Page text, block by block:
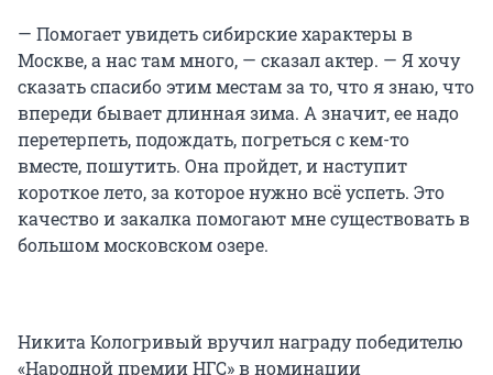
— Помогает увидеть сибирские характеры в
Москве, а нас там много, — сказал актер. — Я хочу
сказать спасибо этим местам за то, что я знаю, что
впереди бывает длинная зима. А значит, ее надо
перетерпеть, подождать, погреться с кем-то
вместе, пошутить. Она пройдет, и наступит
короткое лето, за которое нужно всё успеть. Это
качество и закалка помогают мне существовать в
большом московском озере.
Никита Кологривый вручил награду победителю
«Народной премии НГС» в номинации